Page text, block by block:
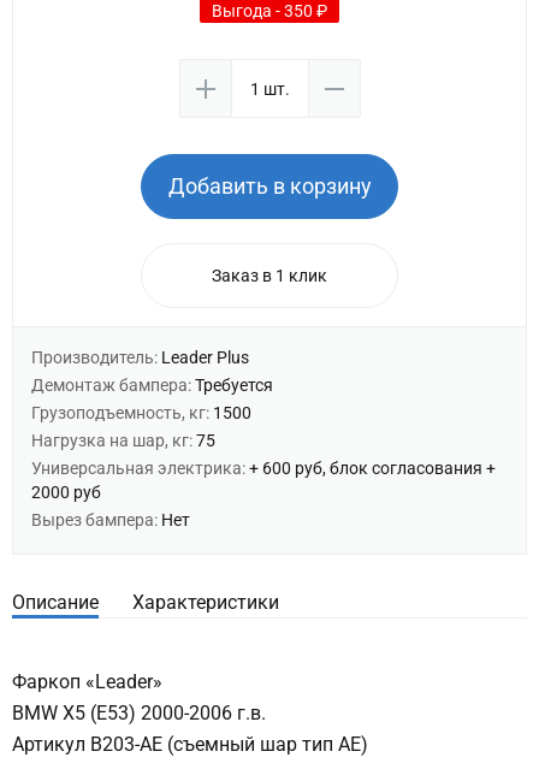
Выгода - 350 ₽
Добавить в корзину
Заказ в 1 клик
Производитель: Leader Plus
Демонтаж бампера:Требуется
Грузоподъемность, кг: 1500
Нагрузка на шар, кг:75
Универсальная электрика:+ 600 руб, блок согласования +
2000 руб
Вырез бампера: Нет
Описание Характеристики
Фаркоп «Leader»
BMW X5 (Е53) 2000-2006 г.в.
Артикул B203-AE (съемный шар тип АЕ)